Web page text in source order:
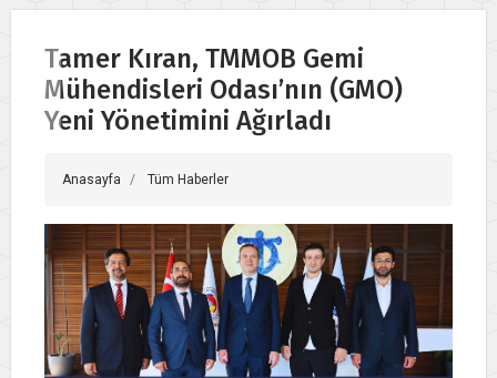
Tamer Kıran, TMMOB Gemi
Mühendisleri Odası’nın (GMO)
Yeni Yönetimini Ağırladı
Anasayfa Tüm Haberler